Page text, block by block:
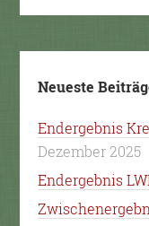
Neueste
Endergebnis
Dezember 2025
Endergebnis